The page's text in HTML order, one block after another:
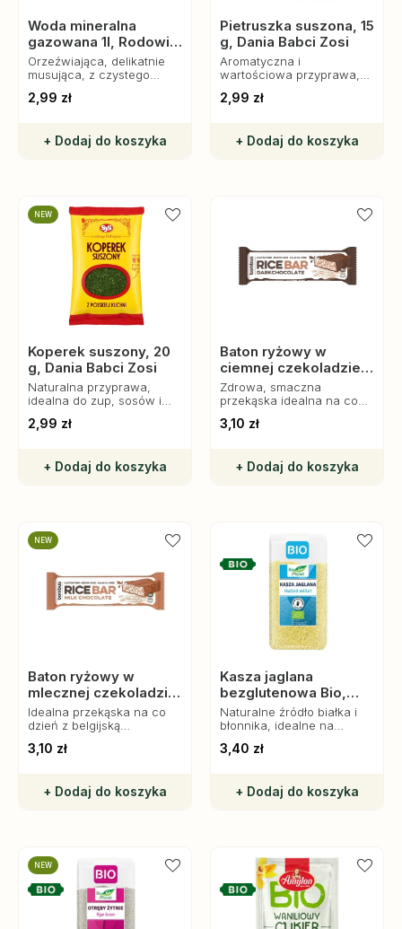
Woda mineralna
gazowana 1l, Rodowita
z Roztocza
Orzeźwiająca, delikatnie
musująca, z czystego
i do posiłków.
2,99 zł
+ Dodaj do koszyka
Pietruszka suszona, 15
g, Dania Babci Zosi
Aromatyczna i
wartościowa przyprawa,
dań mięsnych. Zachowuje
2,99 zł
+ Dodaj do koszyka
NEW
Koperek suszony, 20
g, Dania Babci Zosi
Naturalna przyprawa,
idealna do zup, sosów i
2,99 zł
+ Dodaj do koszyka
Baton ryżowy w
ciemnej czekoladzie
bez glutenu, 18 g,
Bombus
Zdrowa, smaczna
przekąska idealna na co
3,10 zł
+ Dodaj do koszyka
NEW
Baton ryżowy w
mlecznej czekoladzie
bez glutenu, 18 g,
Bombus
Idealna przekąska na co
dzień z belgijską
3,10 zł
+ Dodaj do koszyka
Kasza jaglana
bezglutenowa Bio,
400 g, Bio Planet
Naturalne źródło białka i
błonnika, idealne na
dania. Zdrowa, bez
3,40 zł
+ Dodaj do koszyka
NEW